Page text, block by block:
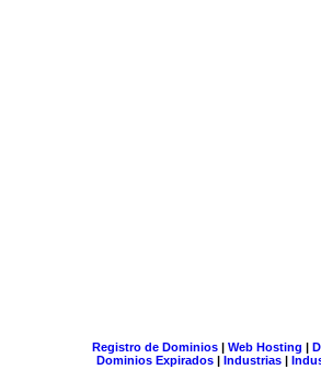
Registro de Dominios| Web Hosting |
Dominios Expirados | Industrias |